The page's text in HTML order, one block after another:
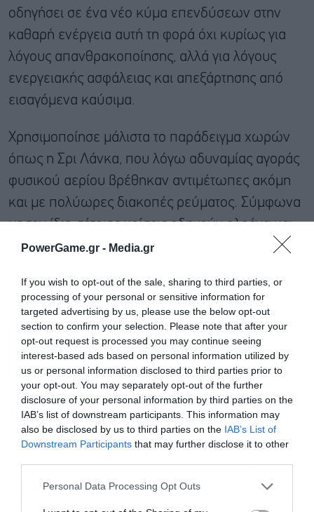
PowerGame.gr - Media.gr
If you wish to opt-out of the sale, sharing to third parties, or
processing of your personal or sensitive information for
targeted advertising by us, please use the below opt-out
section to confirm your selection. Please note that after your
opt-out request is processed you may continue seeing
interest-based ads based on personal information utilized by
us or personal information disclosed to third parties prior to
your opt-out. You may separately opt-out of the further
disclosure of your personal information by third parties on the
IAB’s list of downstream participants. This information may
also be disclosed by us to third parties on the IAB’s List of
Downstream Participants that may further disclose it to other
Personal Data Processing Opt Outs
οδηγήσει σε ένα νέο κύμα επενδύσεων στην
καθαρή ενέργεια αυτή τη φορά όχι κυρίως για
λόγους απανθρακοποίησης, αλλά για λόγους
ενεργειακής ασφάλειας και απεξάρτησης από
εισαγόμενα καύσιμα.
Χρησιμοποίησε μάλιστα το παράδειγμα χωρών
όπως η Σρι Λάνκα, που λόγω αδυναμίας αγοράς
φυσικού αερίου βρέθηκαν αντιμέτωπες ακόμη
και με πολύωρες διακοπές ρεύματος. Σύμφωνα
με τον ίδιο, τέτοιες κρίσεις οδηγούν ολοένα και
περισσότερες χώρες στο συμπέρασμα ότι οι
αποτελούν πλέον ζήτημα εθνικής ασφάλειας.
Το μεγάλο πρόβλημα και η
απάντηση που φέρνουν οι
μπαταρίες
Ο Ευάγγελος Μυτιληναίος έδωσε ιδιαίτερη
έμφαση στο ζήτημα της αποθήκευσης ενέργειας,
υποστηρίζοντας ότι το πραγματικό πρόβλημα της
πράσινης μετάβασης δεν είναι η παραγωγή
ηλεκτρικής ενέργειας κατά τη διάρκεια της
Εγγραφή στο
newsletter